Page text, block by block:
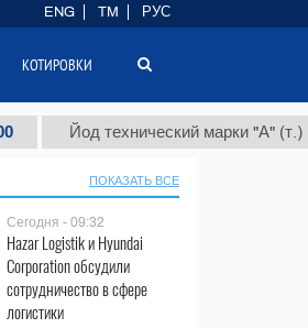
Йод технический марки "А" (т.) $86 000
ПОКАЗАТЬ ВСЕ
Сегодня - 09:32
Hazar Logistik и Hyundai
Corporation обсудили
сотрудничество в сфере
логистики
ENG TM РУС
КОТИРОВКИ